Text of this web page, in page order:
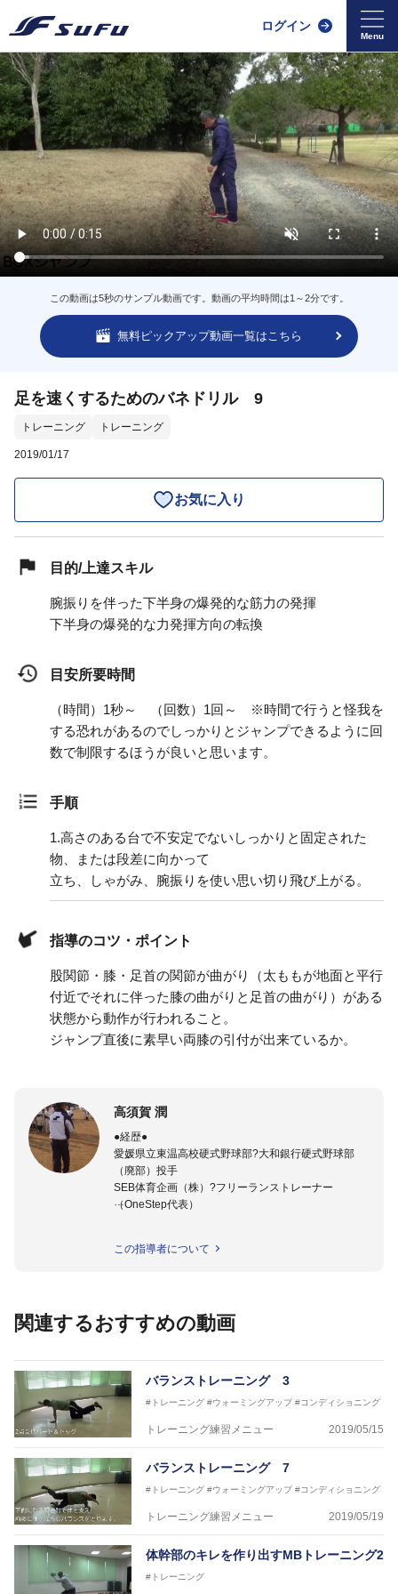
ログイン
この動画は5秒のサンプル動画です。動画の平均時間は1～2分です。
無料ピックアップ動画一覧はこちら
足を速くするためのバネドリル 9
トレーニング トレーニング
2019/01/17
お気に入り
目的/上達スキル
腕振りを伴った下半身の爆発的な筋力の発揮
下半身の爆発的な力発揮方向の転換
目安所要時間
（時間）1秒～ （回数）1回～ ※時間で行うと怪我を
する恐れがあるのでしっかりとジャンプできるように回
数で制限するほうが良いと思います。
手順
1.高さのある台で不安定でないしっかりと固定された
物、または段差に向かって
立ち、しゃがみ、腕振りを使い思い切り飛び上がる。
指導のコツ・ポイント
股関節・膝・足首の関節が曲がり（太ももが地面と平行
付近でそれに伴った膝の曲がりと足首の曲がり）がある
状態から動作が行われること。
ジャンプ直後に素早い両膝の引付が出来ているか。
高須賀 潤
●経歴●
愛媛県立東温高校硬式野球部?大和銀行硬式野球部
（廃部）投手
SEB体育企画（株）?フリーランストレーナー
（OneStep代表）
今治西高校野球部
川之江高校野球部
済美平成中等教育学校野球部
丹原高校野球部
東温高校野球部
松山西中等教育学校野球部
南宇和高校野球部
八幡浜工業野球部
IPU環太平洋大学短期大学部ソフトボール部
美作大学女子ソフトボール部
●資格●
日本スポーツ協会公認 スポーツプログラマー
この指導者について
関連するおすすめの動画
バランストレーニング 3
#トレーニング #ウォーミングアップ #コンディショニング
トレーニング練習メニュー 2019/05/15
バランストレーニング 7
#トレーニング #ウォーミングアップ #コンディショニング
トレーニング練習メニュー 2019/05/19
体幹部のキレを作り出すMBトレーニング2
#トレーニング